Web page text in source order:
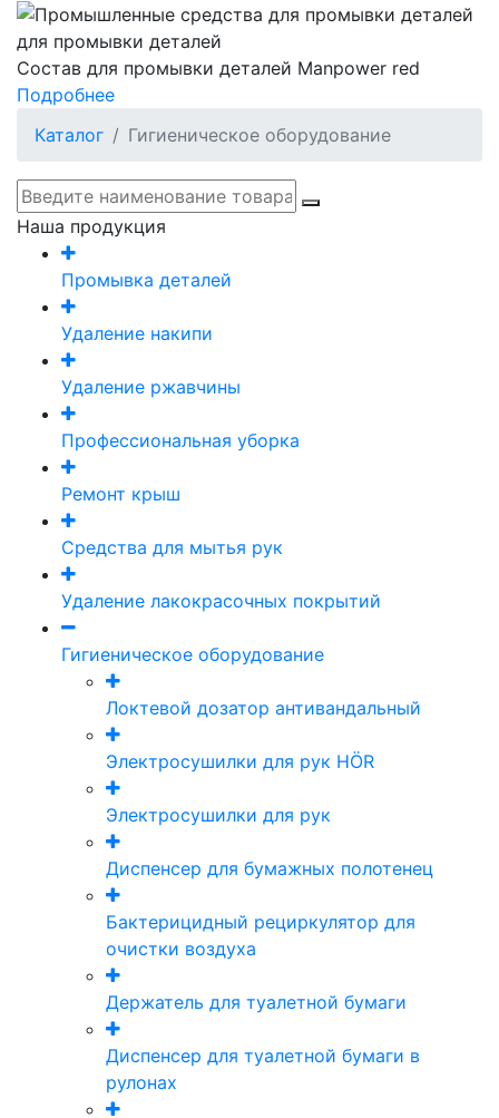
Состав для промывки деталей Manpower red
Подробнее
Каталог
Гигиеническое оборудование
Наша продукция
Промывка деталей
Удаление накипи
Удаление ржавчины
Профессиональная уборка
Ремонт крыш
Средства для мытья рук
Удаление лакокрасочных покрытий
Гигиеническое оборудование
Локтевой дозатор антивандальный
Электросушилки для рук HÖR
Электросушилки для рук
Диспенсер для бумажных полотенец
Бактерицидный рециркулятор для
очистки воздуха
Держатель для туалетной бумаги
Диспенсер для туалетной бумаги в
рулонах